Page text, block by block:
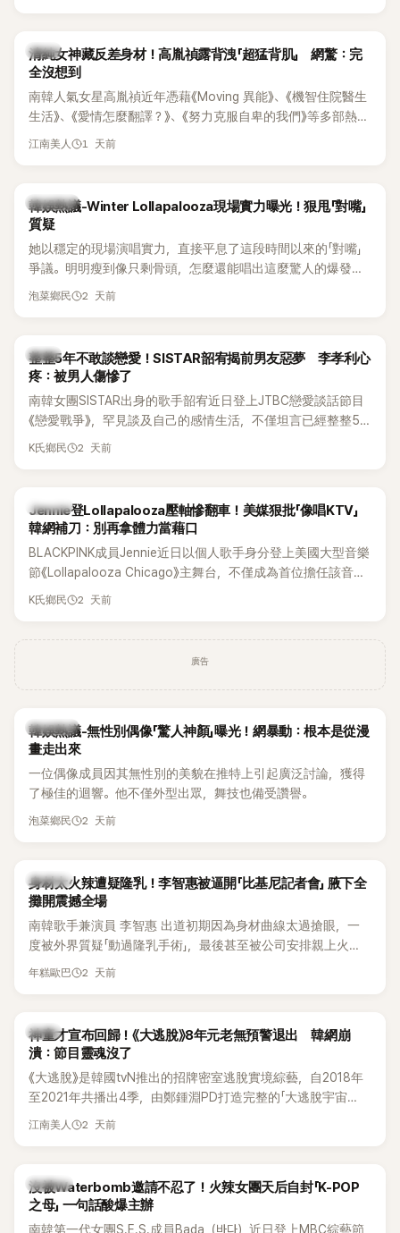
韓星
清純女神藏反差身材！高胤禎露背洩「超猛背肌」 網驚：完
全沒想到
南韓人氣女星高胤禎近年憑藉《Moving 異能》、《機智住院醫生
生活》、《愛情怎麼翻譯？》、《努力克服自卑的我們》等多部熱門
作品，躍升為韓劇新一代女神代表，不僅演技備受肯定，精緻
細身材下的超狂背肌與肩膀線條，反差感十足，讓不少網友看
傻直呼：「原來她身材這麼猛！」
江南美人 1 天前
熱議討論
韓娛熱議-Winter Lollapalooza現場實力曝光！狠甩「對嘴」
質疑
她以穩定的現場演唱實力，直接平息了這段時間以來的「對嘴」
爭議。明明瘦到像只剩骨頭，怎麼還能唱出這麼驚人的爆發力
和音量？
泡菜鄉民 2 天前
韓星
整整5年不敢談戀愛！SISTAR韶宥揭前男友惡夢 李孝利心
疼：被男人傷慘了
南韓女團SISTAR出身的歌手韶宥近日登上JTBC戀愛談話節目
《戀愛戰爭》，罕見談及自己的感情生活，不僅坦言已經整整5
年沒有談戀愛，更首度透露空窗至今的原因，全與上一段戀情
K氏鄉民 2 天前
K-POP
Jennie登Lollapalooza壓軸慘翻車！美媒狠批「像唱KTV」
韓網補刀：別再拿體力當藉口
BLACKPINK成員Jennie近日以個人歌手身分登上美國大型音樂
節《Lollapalooza Chicago》主舞台，不僅成為首位擔任該音樂
節Headliner（壓軸主秀）的K-POP女SOLO歌手，寫下全新紀
K氏鄉民 2 天前
廣告
熱議討論
韓娛熱議-無性別偶像「驚人神顏」曝光！網暴動：根本是從漫
畫走出來
一位偶像成員因其無性別的美貌在推特上引起廣泛討論，獲得
了極佳的迴響。他不僅外型出眾，舞技也備受讚譽。
泡菜鄉民 2 天前
K-POP
身材太火辣遭疑隆乳！李智惠被逼開「比基尼記者會」 腋下全
攤開震撼全場
南韓歌手兼演員 李智惠 出道初期因為身材曲線太過搶眼，一
度被外界質疑「動過隆乳手術」，最後甚至被公司安排親上火
線，召開前所未見的「泳裝記者會」澄清。這場記者會後來還被
熱議。 2日播出的 SBS 綜藝節目《我的經紀人太難搞－秘書
鎮》，邀請同時兼顧工作與育兒的演藝圈代表「媽媽群」——李智
惠、李賢怡、李恩亨，以第13位「My Star」身分登場，分享最真
實的生活日常。 節目一開始，李瑞鎮 率先與李智惠會合，兩人
邊搭車邊聊天，氣氛輕鬆。聊到最近的新聞，李瑞鎮突然直球
發問：「妳不是上新聞了？說妳去做整形？是人中縮短手術嗎？」
延燒到過去的爭議。李瑞鎮脫口補刀：「妳以前不是還在游泳池
開過記者會？」直接點名她當年的風波。李智惠聽了忍不住笑
說：「哥怎麼連這個都知道？」李瑞鎮則回嘴：「那時候新聞鬧那
年糕歐巴 2 天前
韓星
神童才宣布回歸！《大逃脫》8年元老無預警退出 韓網崩
潰：節目靈魂沒了
《大逃脫》是韓國tvN推出的招牌密室逃脫實境綜藝，自2018年
至2021年共播出4季，由鄭鍾淵PD打造完整的「大逃脫宇宙
（DTCU）」，憑藉燒腦劇情、電影級場景與龐大世界觀，累積
江南美人 2 天前
K-POP
沒被Waterbomb邀請不忍了！火辣女團天后自封「K-POP
之母」 一句話酸爆主辦
南韓第一代女團S.E.S.成員Bada（바다）近日登上MBC綜藝節